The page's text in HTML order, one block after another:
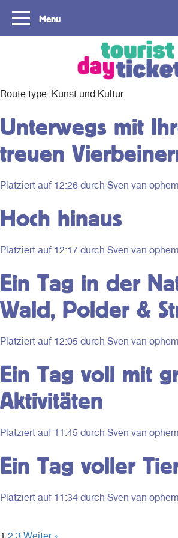
Menu
Route type: Kunst und Kultur
Unterwegs mit
treuen
Platziert auf 12:26 durch Sven van ophem
Hoch hinaus
Platziert auf 12:17 durch Sven van ophem
Ein Tag in der
Wald, Polder &
Platziert auf 12:05 durch Sven van ophem
Ein Tag voll mit
Aktivitäten
Platziert auf 11:45 durch Sven van ophem
Ein Tag voller
Platziert auf 11:34 durch Sven van ophem